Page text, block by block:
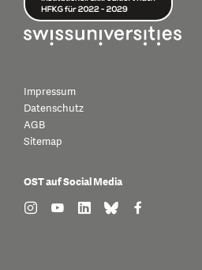
Impressum
Datenschutz
AGB
Sitemap
OST auf Social Media
find us on: instagram
find us on: youtube
find us on: linkedin
find us on:find us on: